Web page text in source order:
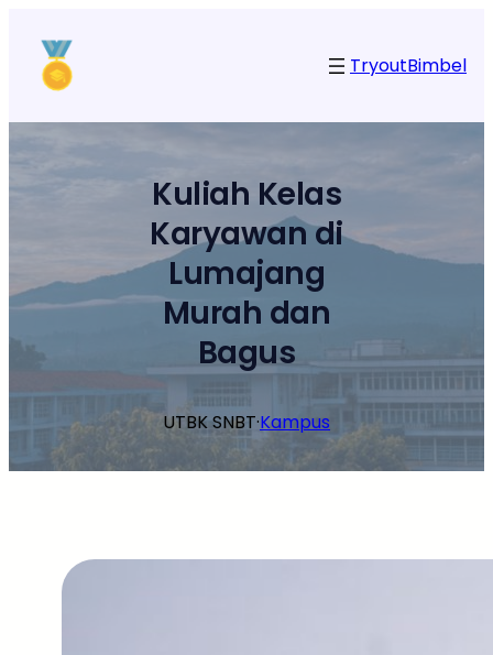
konten
TryoutBimbel
Kuliah Kelas
Karyawan di
Lumajang
Murah dan
Bagus
UTBK SNBT·Kampus